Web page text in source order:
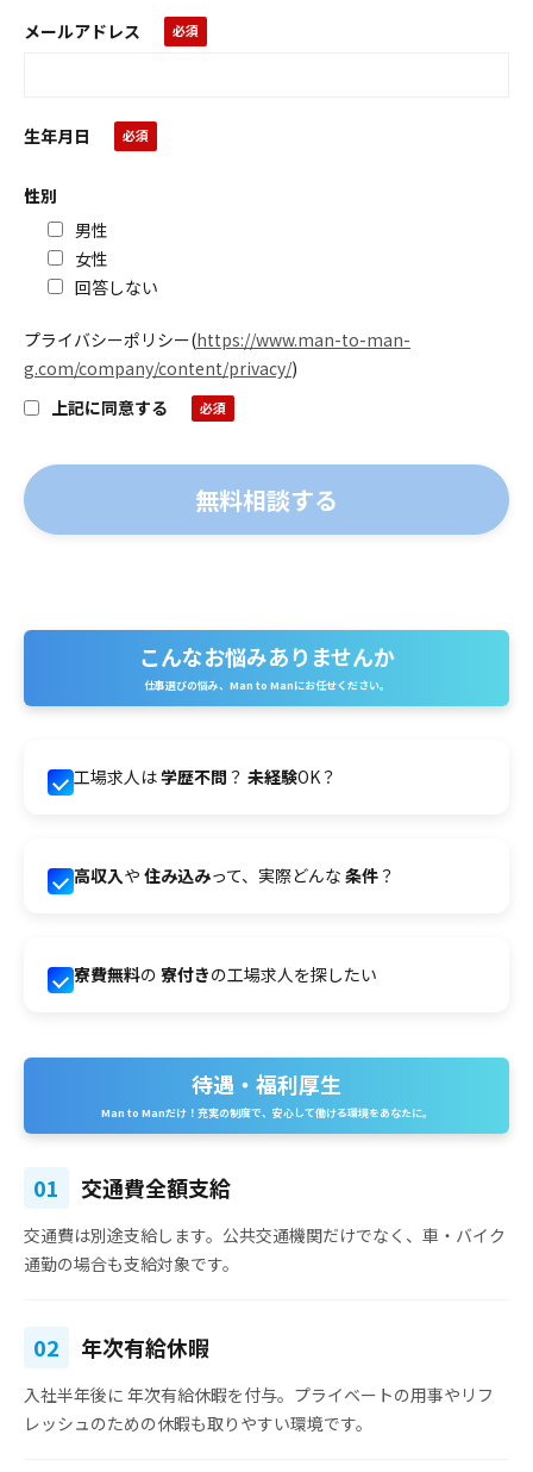
メールアドレス
生年月日
性別
男性
女性
回答しない
プライバシーポリシー(https://www.man-to-man-
g.com/company/content/privacy/)
上記に同意する
こんなお悩みありませんか
仕事選びの悩み、Man to Manにお任せください。
工場求人は学歴不問 ？ 未経験OK？
高収入や 住み込みって、実際どんな 条件？
寮費無料の 寮付きの工場求人を探したい
待遇・福利厚生
Man to Manだけ！充実の制度で、安心して働ける環境をあなたに。
01 交通費全額支給
交通費は別途支給します。公共交通機関だけでなく、車・バイク
通勤の場合も支給対象です。
02 年次有給休暇
入社半年後に 年次有給休暇を付与。プライベートの用事やリフ
レッシュのための休暇も取りやすい環境です。